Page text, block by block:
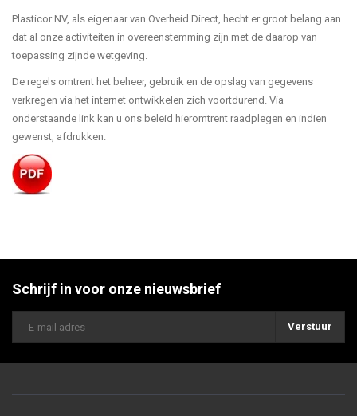
Plasticor NV, als eigenaar van Overheid Direct, hecht er groot belang aan
dat al onze activiteiten in overeenstemming zijn met de daarop van
toepassing zijnde wetgeving.
De regels omtrent het beheer, gebruik en de opslag van gegevens
verkregen via het internet ontwikkelen zich voortdurend. Via
onderstaande link kan u ons beleid hieromtrent raadplegen en indien
gewenst, afdrukken.
Schrijf in voor onze nieuwsbrief
Verstuur